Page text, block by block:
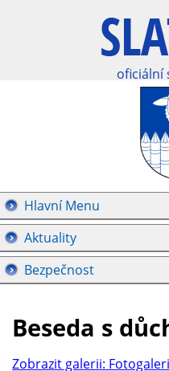
oficiální
Hlavní Menu
Aktuality
Bezpečnost
Beseda s
Zobrazit galerii: